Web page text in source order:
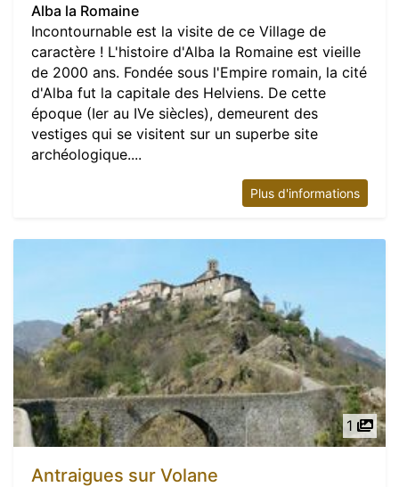
Alba la Romaine
Incontournable est la visite de ce Village de
caractère ! L'histoire d'Alba la Romaine est vieille
de 2000 ans. Fondée sous l'Empire romain, la cité
d'Alba fut la capitale des Helviens. De cette
époque (Ier au IVe siècles), demeurent des
vestiges qui se visitent sur un superbe site
archéologique....
Plus d'informations
1
Antraigues sur Volane